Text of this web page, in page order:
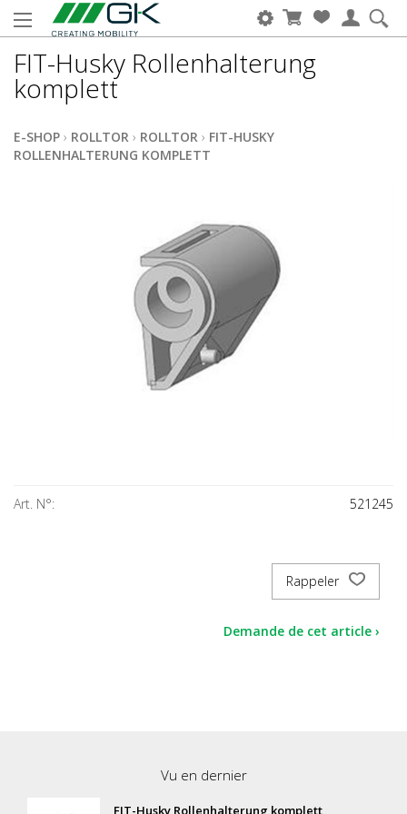
FIT-Husky Rollenhalterung
komplett
E-SHOP › ROLLTOR › ROLLTOR › FIT-HUSKY
ROLLENHALTERUNG KOMPLETT
Art. N°: 521245
Rappeler
Demande de cet article ›
Vu en dernier
FIT-Husky Rollenhalterung komplett